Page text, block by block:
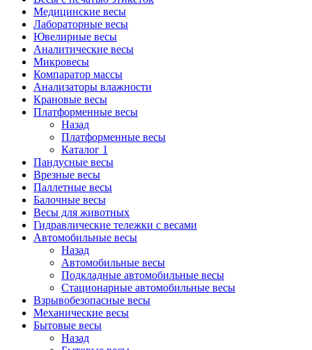
Медицинские весы
Лабораторные весы
Ювелирные весы
Аналитические весы
Микровесы
Компаратор массы
Анализаторы влажности
Крановые весы
Платформенные весы
Назад
Платформенные весы
Каталог 1
Пандусные весы
Врезные весы
Паллетные весы
Балочные весы
Весы для животных
Гидравлические тележки с весами
Автомобильные весы
Назад
Автомобильные весы
Подкладные автомобильные весы
Стационарные автомобильные весы
Взрывобезопасные весы
Механические весы
Бытовые весы
Назад